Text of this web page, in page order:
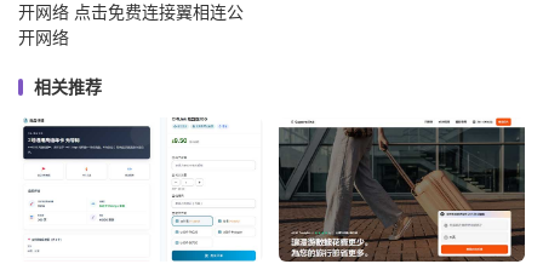
开网络 点击免费连接翼相连公
开网络
相关推荐